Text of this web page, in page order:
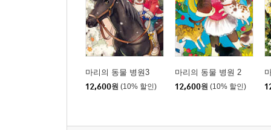
13. 놀라운 소식
마리의 진료 카드
마리의 동물 병원3
12,600원 (10% 할인)
마리의 동물 병원 2
12,600원 (10% 할인)